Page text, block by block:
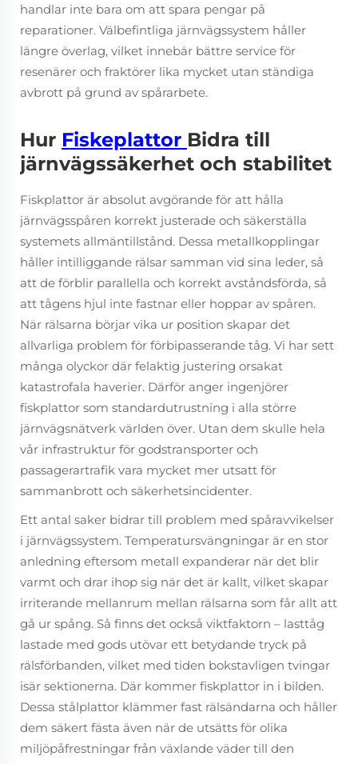
handlar inte bara om att spara pengar på
reparationer. Välbefintliga järnvägssystem håller
längre överlag, vilket innebär bättre service för
resenärer och fraktörer lika mycket utan ständiga
avbrott på grund av spårarbete.
Hur Fiskeplattor Bidra till
järnvägssäkerhet och stabilitet
Fiskplattor är absolut avgörande för att hålla
järnvägsspåren korrekt justerade och säkerställa
systemets allmäntillstånd. Dessa metallkopplingar
håller intilliggande rälsar samman vid sina leder, så
att de förblir parallella och korrekt avståndsförda, så
att tågens hjul inte fastnar eller hoppar av spåren.
När rälsarna börjar vika ur position skapar det
allvarliga problem för förbipasserande tåg. Vi har sett
många olyckor där felaktig justering orsakat
katastrofala haverier. Därför anger ingenjörer
fiskplattor som standardutrustning i alla större
järnvägsnätverk världen över. Utan dem skulle hela
vår infrastruktur för godstransporter och
passagerartrafik vara mycket mer utsatt för
sammanbrott och säkerhetsincidenter.
Ett antal saker bidrar till problem med spåravvikelser
i järnvägssystem. Temperatursvängningar är en stor
anledning eftersom metall expanderar när det blir
varmt och drar ihop sig när det är kallt, vilket skapar
irriterande mellanrum mellan rälsarna som får allt att
gå ur spång. Så finns det också viktfaktorn – lasttåg
lastade med gods utövar ett betydande tryck på
rälsförbanden, vilket med tiden bokstavligen tvingar
isär sektionerna. Där kommer fiskplattor in i bilden.
Dessa stålplattor klämmer fast rälsändarna och håller
dem säkert fästa även när de utsätts för olika
miljöpåfrestningar från växlande väder till den